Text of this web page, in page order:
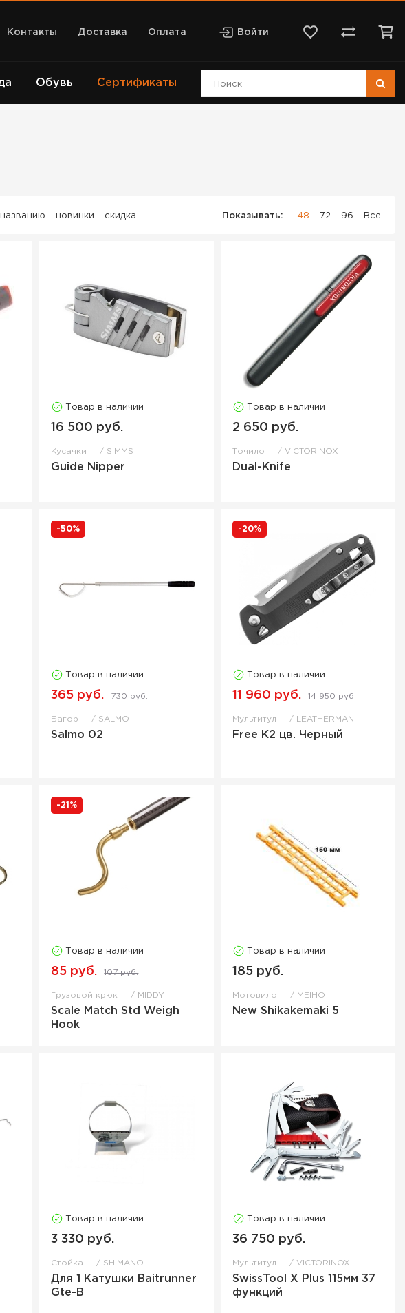
Контакты Доставка Оплата Войти
Обувь Сертификаты
новинки скидка Показывать: 48 72 96 Все
Товар в наличии
16 500 руб.
Кусачки SIMMS
Guide Nipper
Товар в наличии
2 650 руб.
Точило VICTORINOX
Dual-Knife
-50%
Товар в наличии
365 руб. 730 руб.
Багор SALMO
Salmo 02
-20%
Товар в наличии
11 960 руб. 14 950 руб.
Мультитул LEATHERMAN
Free K2 цв. Черный
-21%
Товар в наличии
85 руб. 107 руб.
Грузовой крюк MIDDY
Scale Match Std Weigh
Hook
Товар в наличии
185 руб.
Мотовило MEIHO
New Shikakemaki 5
Товар в наличии
3 330 руб.
Стойка SHIMANO
Для 1 Катушки Baitrunner
Gte-B
Товар в наличии
36 750 руб.
Мультитул VICTORINOX
SwissTool X Plus 115мм 37
функций